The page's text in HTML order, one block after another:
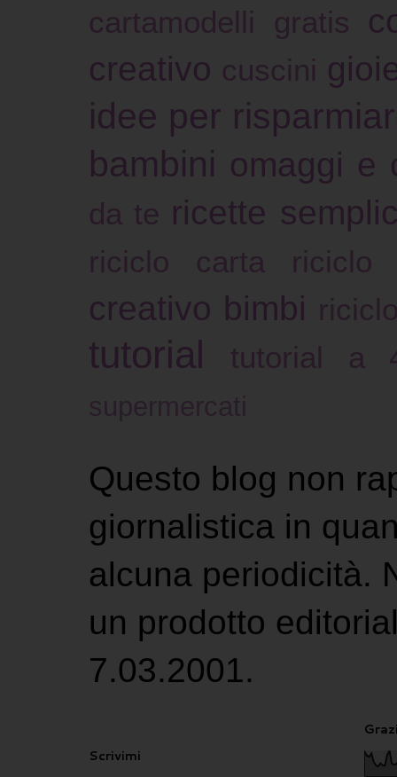
cartamodelli gratis
creativo cuscini
idee per
bambini omaggi e
da te ricette
riciclo carta riciclo
creativo bimbi
tutorial tutorial a
Questo blog non
giornalistica in
alcuna periodicità.
un prodotto
7.03.2001.
Scrivimi